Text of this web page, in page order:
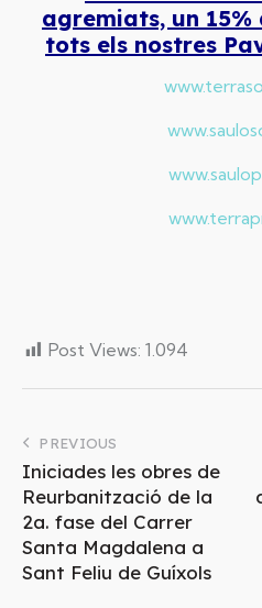
agremiats, un 15%
tots els nostres
Post Views: 1.094
PREVIOUS
Iniciades les obres de
Reurbanització de la
2a. fase del Carrer
Santa Magdalena a
Sant Feliu de Guíxols